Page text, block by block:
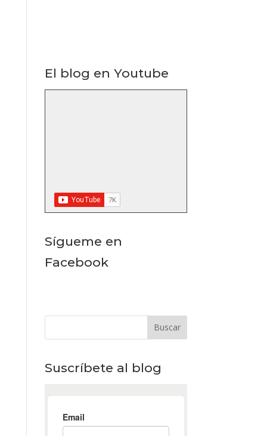
El blog en Youtube
Sígueme en
Facebook
Suscríbete al blog